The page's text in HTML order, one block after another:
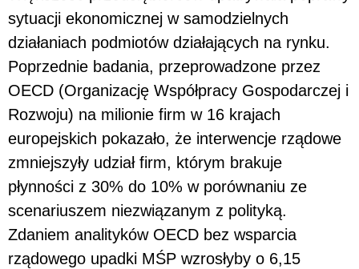
sytuacji ekonomicznej w samodzielnych
działaniach podmiotów działających na rynku.
Poprzednie badania, przeprowadzone przez
OECD (Organizację Współpracy Gospodarczej i
Rozwoju) na milionie firm w 16 krajach
europejskich pokazało, że interwencje rządowe
zmniejszyły udział firm, którym brakuje
płynności z 30% do 10% w porównaniu ze
scenariuszem niezwiązanym z polityką.
Zdaniem analityków OECD bez wsparcia
rządowego upadki MŚP wzrosłyby o 6,15